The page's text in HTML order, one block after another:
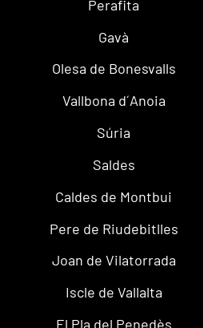
Perafita
Gavà
Olesa de Bonesvalls
Vallbona d´Anoia
Súria
Saldes
Caldes de Montbui
Pere de Riudebitlles
Joan de Vilatorrada
Iscle de Vallalta
El Pla del Penedès